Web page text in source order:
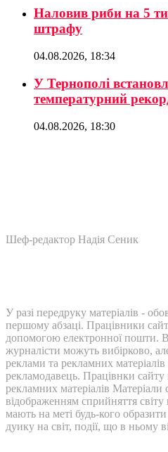
Наловив риби на 5
штрафу
04.08.2026, 18:34
У Тернополі
температурний
04.08.2026, 18:30
Шеф-редактор Надія Сеник
У разі передруку матеріалів -
першому абзаці. Працівники
допомогою електронної пошти.
журналісти можуть вибірково,
реклами та рекламних матеріалів
рекламодавець. Працівнки сайту
рекламних матеріалів Матеріали
відображенням сприйняття
мають на меті будь-кого
дуику на світ, події, що в ньому